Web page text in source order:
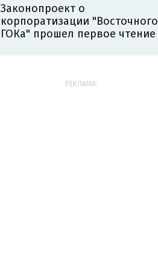
Законопроект о
корпоратизации "Восточного
ГОКа" прошел первое чтение
РЕКЛАМА: